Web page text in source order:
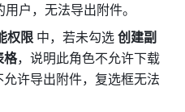
户，无法导出附件。
权限 中，若未勾选 创建副
格，说明此角色不允许下载
许导出附件，复选框无法